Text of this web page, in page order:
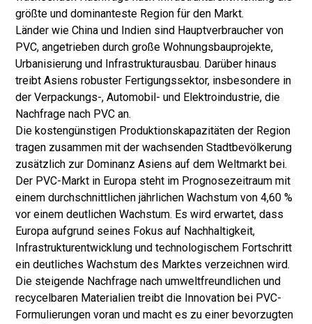
größte und dominanteste Region für den Markt.
Länder wie China und Indien sind Hauptverbraucher von
PVC, angetrieben durch große Wohnungsbauprojekte,
Urbanisierung und Infrastrukturausbau. Darüber hinaus
treibt Asiens robuster Fertigungssektor, insbesondere in
der Verpackungs-, Automobil- und Elektroindustrie, die
Nachfrage nach PVC an.
Die kostengünstigen Produktionskapazitäten der Region
tragen zusammen mit der wachsenden Stadtbevölkerung
zusätzlich zur Dominanz Asiens auf dem Weltmarkt bei.
Der PVC-Markt in Europa steht im Prognosezeitraum mit
einem durchschnittlichen jährlichen Wachstum von 4,60 %
vor einem deutlichen Wachstum. Es wird erwartet, dass
Europa aufgrund seines Fokus auf Nachhaltigkeit,
Infrastrukturentwicklung und technologischem Fortschritt
ein deutliches Wachstum des Marktes verzeichnen wird.
Die steigende Nachfrage nach umweltfreundlichen und
recycelbaren Materialien treibt die Innovation bei PVC-
Formulierungen voran und macht es zu einer bevorzugten